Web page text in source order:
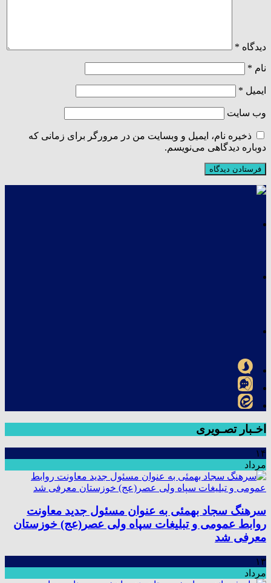
دیدگاه *
نام *
ایمیل *
وب‌ سایت
ذخیره نام، ایمیل و وبسایت من در مرورگر برای زمانی که
دوباره دیدگاهی می‌نویسم.
اخـبار تصـویری
۱۴
مرداد
سرهنگ سجاد بهمئی به عنوان مسئول جدید معاونت
روابط عمومی و تبلیغات سپاه ولی عصر(عج) خوزستان
معرفی شد
۱۳
مرداد